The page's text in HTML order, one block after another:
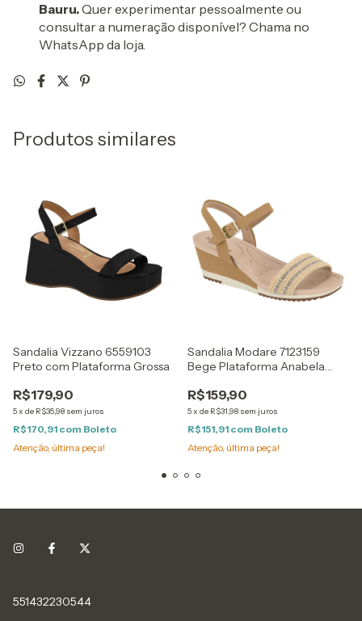
Bauru.Quer experimentar pessoalmente ou
consultar a numeração disponível? Chama no
WhatsApp da loja.
Produtos similares
Sandalia Vizzano 6559103
Preto com Plataforma Grossa
R$179,90
5x de R$35,98 sem juros
R$170,91 com Boleto
Atenção, última peça!
Sandalia Modare 7123159
Bege Plataforma Anabela
R$159,90
5x de R$31,98 sem juros
R$151,91 com Boleto
Atenção, última peça!
551432230544